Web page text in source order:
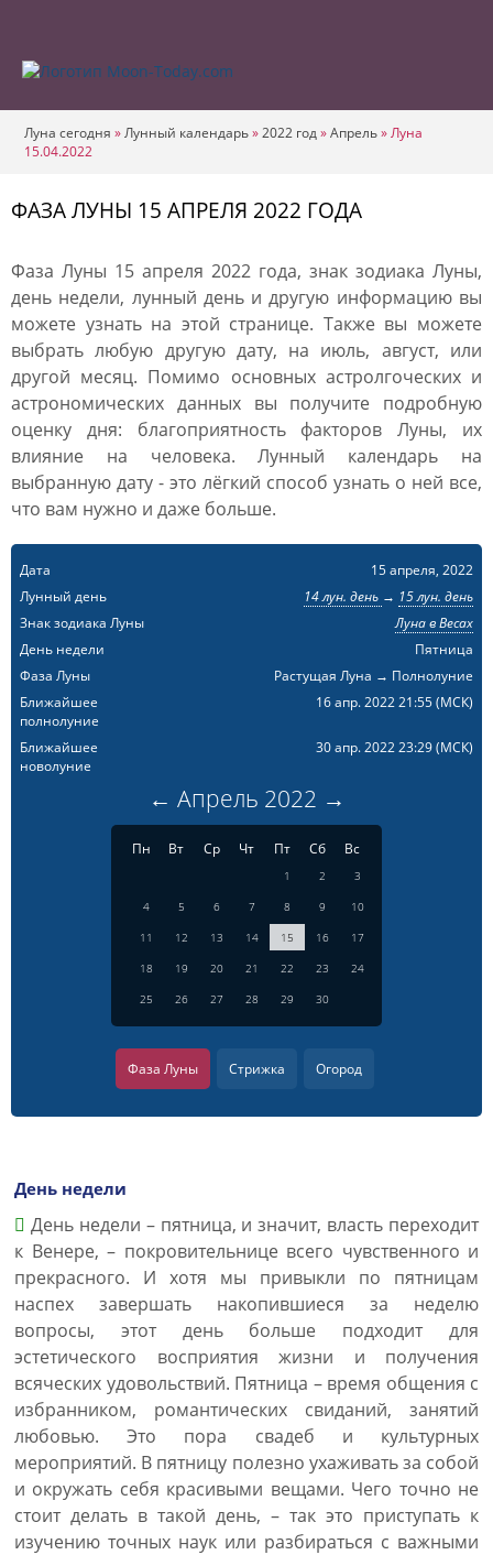
Луна сегодня »Лунный календарь»2022 год»Апрель»Луна
15.04.2022
ФАЗА ЛУНЫ 15 АПРЕЛЯ 2022 ГОДА
Фаза Луны 15 апреля 2022 года, знак зодиака Луны,
день недели, лунный день и другую информацию вы
можете узнать на этой странице. Также вы можете
выбрать любую другую дату, на июль, август, или
другой месяц. Помимо основных астролгоческих и
астрономических данных вы получите подробную
оценку дня: благоприятность факторов Луны, их
влияние на человека. Лунный календарь на
выбранную дату - это лёгкий способ узнать о ней все,
что вам нужно и даже больше.
Дата
15 апреля, 2022
Лунный день
14 лун. день → 15 лун. день
Знак зодиака Луны
Луна в Весах
День недели
Пятница
Фаза Луны
Растущая Луна → Полнолуние
Ближайшее
полнолуние
16 апр. 2022 21:55(МСК)
Ближайшее
новолуние
30 апр. 2022 23:29(МСК)
← Апрель 2022 →
Пн Вт Ср Чт Пт Сб Вс
1 2
3
4
5 6 7 8 9
10
11
12 13 14 15 16
17
18
19 20 21 22 23
24
25
26 27 28 29 30
Фаза Луны Стрижка Огород
День недели
День недели – пятница, и значит, власть переходит
к Венере, – покровительнице всего чувственного и
прекрасного. И хотя мы привыкли по пятницам
наспех завершать накопившиеся за неделю
вопросы, этот день больше подходит для
эстетического восприятия жизни и получения
всяческих удовольствий. Пятница – время общения с
избранником, романтических свиданий, занятий
любовью. Это пора свадеб и культурных
мероприятий. В пятницу полезно ухаживать за собой
и окружать себя красивыми вещами. Чего точно не
стоит делать в такой день, – так это приступать к
изучению точных наук или разбираться с важными